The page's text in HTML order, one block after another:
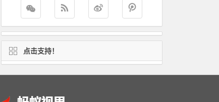
点击支持！